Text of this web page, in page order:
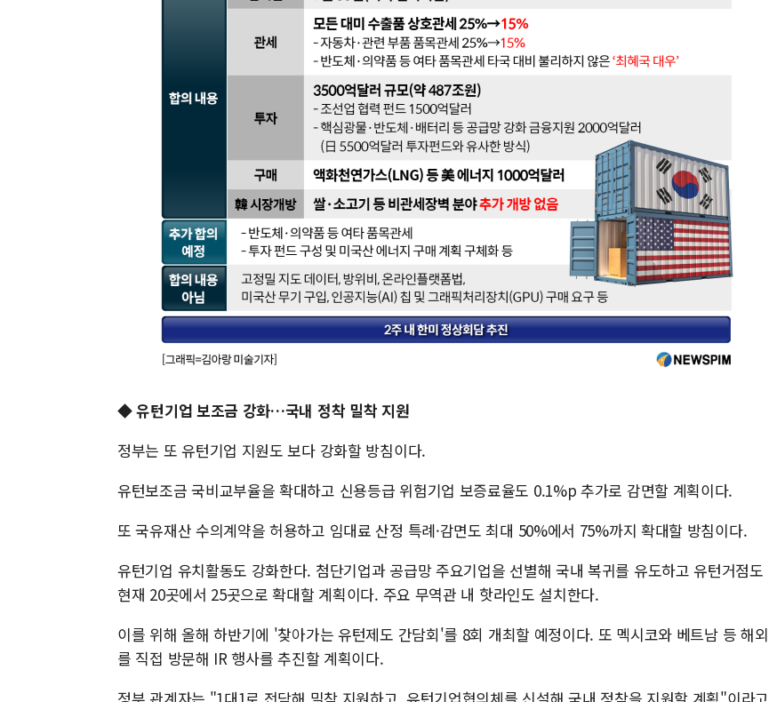
◆ 유턴기업 보조금 강화…국내 정착 밀착 지원
정부는 또 유턴기업 지원도 보다 강화할 방침이다.
유턴보조금 국비교부율을 확대하고 신용등급 위험기업 보증료율도 0.1%p 추가로 감면할 계획이다.
또 국유재산 수의계약을 허용하고 임대료 산정 특례·감면도 최대 50%에서 75%까지 확대할 방침이다.
유턴기업 유치활동도 강화한다. 첨단기업과 공급망 주요기업을 선별해 국내 복귀를 유도하고 유턴거점도
현재 20곳에서 25곳으로 확대할 계획이다. 주요 무역관 내 핫라인도 설치한다.
이를 위해 올해 하반기에 '찾아가는 유턴제도 간담회'를 8회 개최할 예정이다. 또 멕시코와 베트남 등 해외
를 직접 방문해 IR 행사를 추진할 계획이다.